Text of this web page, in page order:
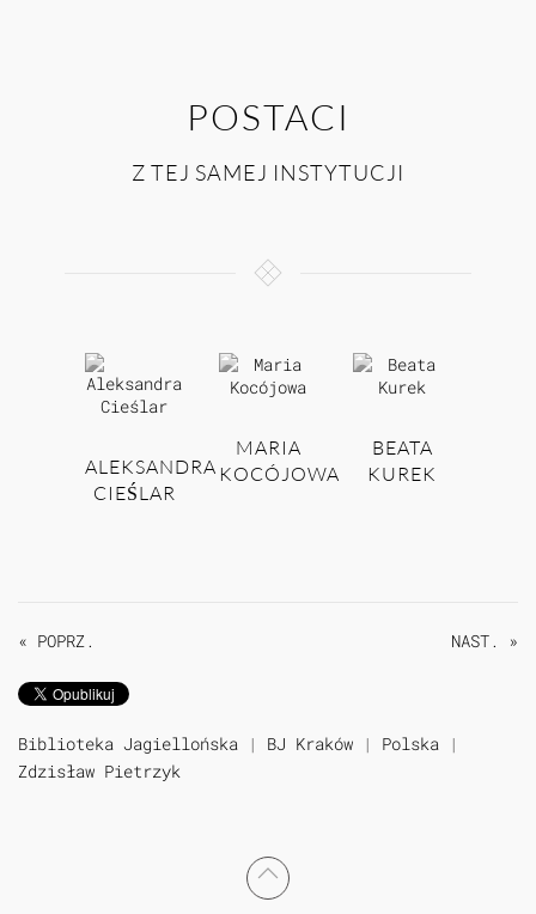
POSTACI
Z TEJ SAMEJ INSTYTUCJI
ALEKSANDRA
CIEŚLAR
MARIA
KOCÓJOWA
BEATA
KUREK
« POPRZ. NAST. »
Biblioteka Jagiellońska | BJ Kraków | Polska |
Zdzisław Pietrzyk